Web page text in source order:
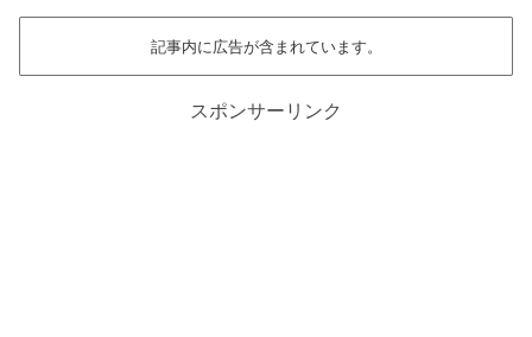
記事内に広告が含まれています。
スポンサーリンク